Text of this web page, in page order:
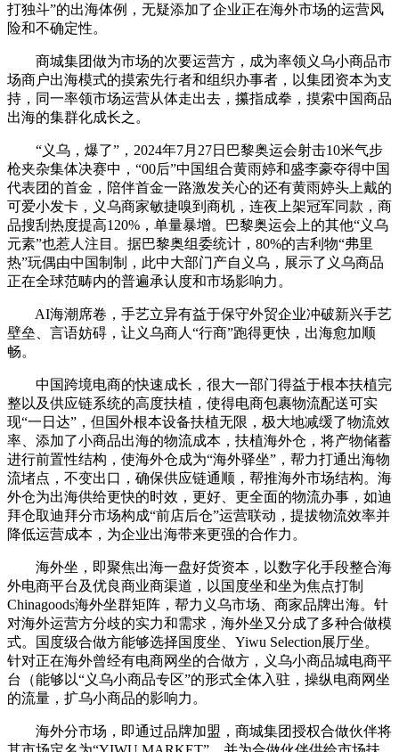
打独斗”的出海体例，无疑添加了企业正在海外市场的运营风
险和不确定性。
商城集团做为市场的次要运营方，成为率领义乌小商品市
场商户出海模式的摸索先行者和组织办事者，以集团资本为支
持，同一率领市场运营从体走出去，攥指成拳，摸索中国商品
出海的集群化成长之。
“义乌，爆了”，2024年7月27日巴黎奥运会射击10米气步
枪夹杂集体决赛中，“00后”中国组合黄雨婷和盛李豪夺得中国
代表团的首金，陪伴首金一路激发关心的还有黄雨婷头上戴的
可爱小发卡，义乌商家敏捷嗅到商机，连夜上架冠军同款，商
品搜刮热度提高120%，单量暴增。巴黎奥运会上的其他“义乌
元素”也惹人注目。据巴黎奥组委统计，80%的吉利物“弗里
热”玩偶由中国制制，此中大部门产自义乌，展示了义乌商品
正在全球范畴内的普遍承认度和市场影响力。
AI海潮席卷，手艺立异有益于保守外贸企业冲破新兴手艺
壁垒、言语妨碍，让义乌商人“行商”跑得更快，出海愈加顺
畅。
中国跨境电商的快速成长，很大一部门得益于根本扶植完
整以及供应链系统的高度扶植，使得电商包裹物流配送可实
现“一日达”，但国外根本设备扶植无限，极大地减缓了物流效
率、添加了小商品出海的物流成本，扶植海外仓，将产物储蓄
进行前置性结构，使海外仓成为“海外驿坐”，帮力打通出海物
流堵点，不变出口，确保供应链通顺，帮推海外市场结构。海
外仓为出海供给更快的时效，更好、更全面的物流办事，如迪
拜仓取迪拜分市场构成“前店后仓”运营联动，提拔物流效率并
降低运营成本，为企业出海带来更强的合作力。
海外坐，即聚焦出海一盘好货资本，以数字化手段整合海
外电商平台及优良商业商渠道，以国度坐和坐为焦点打制
Chinagoods海外坐群矩阵，帮力义乌市场、商家品牌出海。针
对海外运营方分歧的实力和需求，海外坐又分成了多种合做模
式。国度级合做方能够选择国度坐、Yiwu Selection展厅坐。
针对正在海外曾经有电商网坐的合做方，义乌小商品城电商平
台（能够以“义乌小商品专区”的形式全体入驻，操纵电商网坐
的流量，扩乌小商品的影响力。
海外分市场，即通过品牌加盟，商城集团授权合做伙伴将